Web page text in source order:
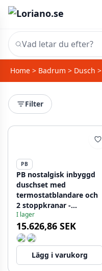
Home > Badrum > Dusch >
Filter
PB
PB nostalgisk inbyggd
duschset med
termostatblandare och
2 stoppkranar -
handdusch - regndusch
200mm - Brons
I lager
15.626,86 SEK
Lägg i varukorg